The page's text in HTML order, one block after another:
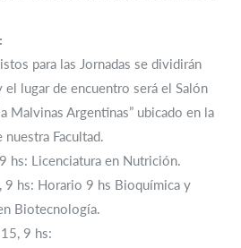
para las Jornadas se dividirán
el lugar de encuentro será el Salón
Malvinas Argentinas” ubicado en la
nuestra Facultad.
hs: Licenciatura en Nutrición.
hs: Horario 9 hs Bioquímica y
Biotecnología.
9 hs: